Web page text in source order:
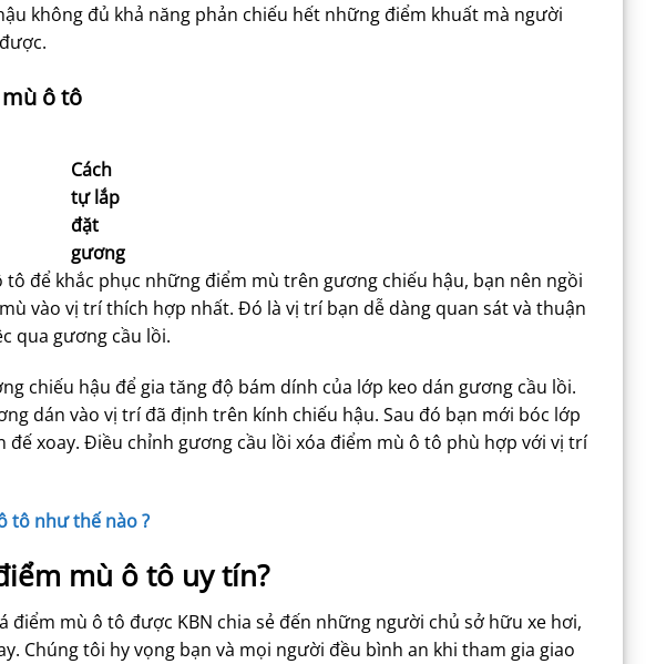
không đủ khả năng phản chiếu hết những điểm khuất mà người
ô tô
Cách
tự lắp
đặt
gương
tô để khắc phục những điểm mù trên gương chiếu hậu, bạn nên ngồi
vào vị trí thích hợp nhất. Đó là vị trí bạn dễ dàng quan sát và thuận
qua gương cầu lồi.
chiếu hậu để gia tăng độ bám dính của lớp keo dán gương cầu lồi.
dán vào vị trí đã định trên kính chiếu hậu. Sau đó bạn mới bóc lớp
đế xoay. Điều chỉnh gương cầu lồi xóa điểm mù ô tô phù hợp với vị trí
tô như thế nào ?
mù ô tô uy tín?
mù ô tô được KBN chia sẻ đến những người chủ sở hữu xe hơi,
Chúng tôi hy vọng bạn và mọi người đều bình an khi tham gia giao